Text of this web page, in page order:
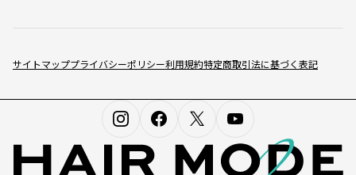
サイトマッププライバシーポリシー利用規約特定商取引法に基づく表記